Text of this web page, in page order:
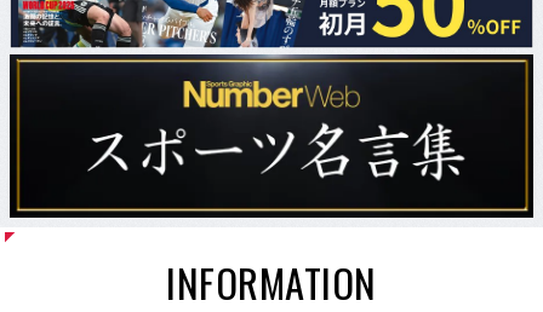
INFORMATION